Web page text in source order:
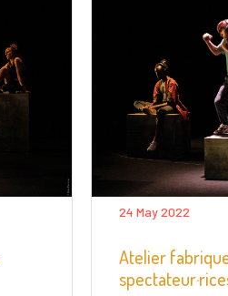
24 May 2022
Atelier